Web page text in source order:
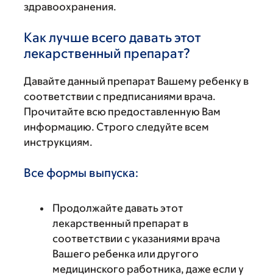
здравоохранения.
Как лучше всего давать этот
лекарственный препарат?
Давайте данный препарат Вашему ребенку в
соответствии с предписаниями врача.
Прочитайте всю предоставленную Вам
информацию. Строго следуйте всем
инструкциям.
Все формы выпуска:
Продолжайте давать этот
лекарственный препарат в
соответствии с указаниями врача
Вашего ребенка или другого
медицинского работника, даже если у